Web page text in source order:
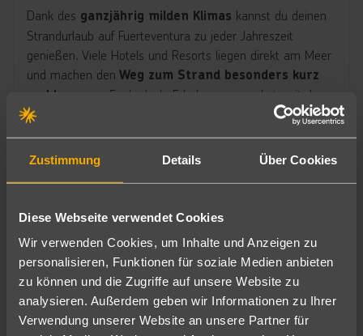
Zustimmung Details Über Cookies
Diese Webseite verwendet Cookies
Wir verwenden Cookies, um Inhalte und Anzeigen zu
personalisieren, Funktionen für soziale Medien anbieten
zu können und die Zugriffe auf unsere Website zu
analysieren. Außerdem geben wir Informationen zu Ihrer
Verwendung unserer Website an unsere Partner für
Dank des ganzjährig milden Klimas kannst du deinen
Strandurlaub auf Fuerteventura zu jeder Jahreszeit
genießen. Viele Hotels und Resorts liegen direkt am Meer
und machen den Weg zum Strand besonders kurz
und bequem. Egal, ob du Erholung pur suchst, mit der
Familie verreist oder dich beim Surfen und Kiten austoben
möchtest – auf Fuerteventura findest du die perfekte
Kombination aus
Sonne, Strand und Urlaubsfeeling.
Fuerteventura Partyurlaub
Fuerteventura ist nicht nur für endlose Strände und
traumhaftes Wetter bekannt, sondern auch ein